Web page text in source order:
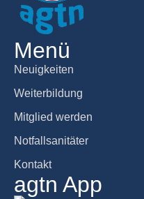
Menü
Neuigkeiten
Weiterbildung
Mitglied werden
Notfallsanitäter
Kontakt
agtn App